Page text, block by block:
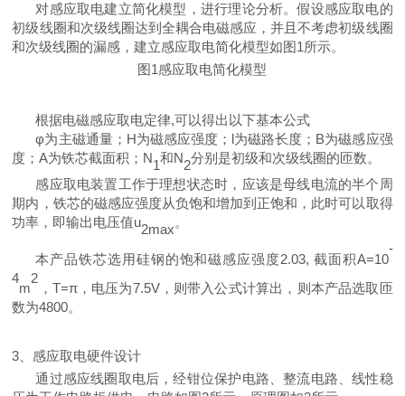
对感应取电建立简化模型，进行理论分析。假设感应取电的
初级线圈和次级线圈达到全耦合电磁感应，并且不考虑初级线圈
和次级线圈的漏感 ，建立感应取电简化模型如图1所示。
图1感应取电简化模型
根据电磁感应取电定律,可以得出以下基本公式
φ为主磁通量； H为磁感应强度 ； l为磁路长度 ； B为磁感应强
度 ；A为铁芯截面积 ； N1和N2分别是初级和次级线圈的匝数。
感应取电装置工作于理想状态时，应该是母线电流的半个周
期内，铁芯的磁感应强度从负饱和增加到正饱和，此时可以取得
功率，即输出电压值u2max。
本产品铁芯选用硅钢的饱和磁感应强度2.03, 截面积A=10
-
4
m
2
， T=π， 电压为7.5V， 则带入公式计算出 ， 则本产品选取匝
数为4800。
3、感应取电硬件设计
通过感应线圈取电后，经钳位保护电路、整流电路、线性稳